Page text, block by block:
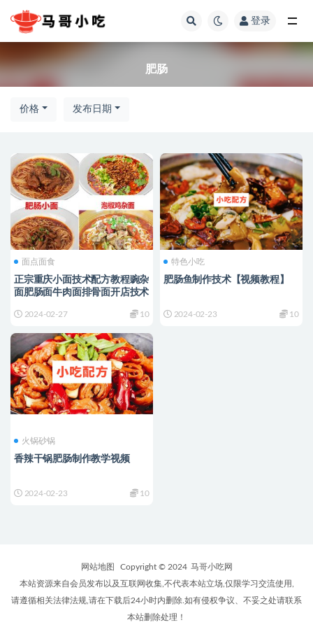
登录
肥肠
价格 发布日期
面点面食
正宗重庆小面技术配方教程豌杂
面肥肠面牛肉面排骨面开店技术
2024-02-27 10
特色小吃
肥肠鱼制作技术【视频教程】
2024-02-23 10
火锅砂锅
香辣干锅肥肠制作教学视频
2024-02-23 10
网站地图 Copyright © 2024 马哥小吃网
本站资源来自会员发布以及互联网收集,不代表本站立场,仅限学习交流使用,
请遵循相关法律法规,请在下载后24小时内删除.如有侵权争议、不妥之处请联系
本站删除处理！